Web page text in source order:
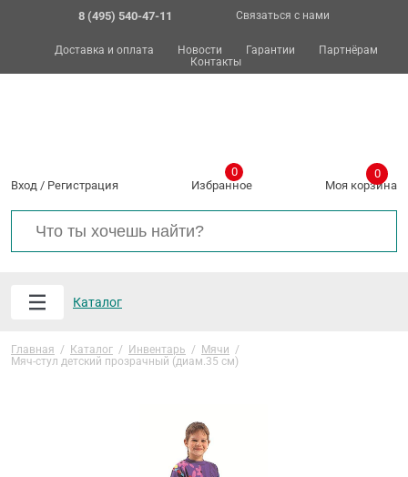
8 (495) 540-47-11 Связаться с нами
Доставка и оплата Новости Гарантии
Партнёрам
Контакты
Вход / Регистрация Избранное
0
Моя корзина
0
Каталог
Главная / Каталог / Инвентарь / Мячи /
Мяч-стул детский прозрачный (диам.35 см)